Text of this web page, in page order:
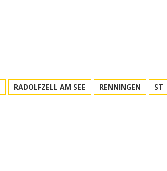
RADOLFZELL AM SEE RENNINGEN ST